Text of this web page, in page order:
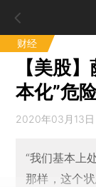
财经
【美股
本化”危
2020年03月13日
“我们基本上
那样，这个